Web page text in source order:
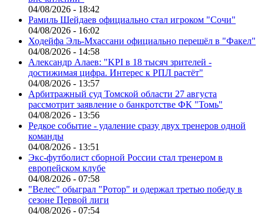
04/08/2026 - 18:42
Рамиль Шейдаев официально стал игроком "Сочи"
04/08/2026 - 16:02
Ходейфа Эль-Мхассани официально перешёл в "Факел"
04/08/2026 - 14:58
Александр Алаев: "KPI в 18 тысяч зрителей -
достижимая цифра. Интерес к РПЛ растёт"
04/08/2026 - 13:57
Арбитражный суд Томской области 27 августа
рассмотрит заявление о банкротстве ФК "Томь"
04/08/2026 - 13:56
Редкое событие - удаление сразу двух тренеров одной
команды
04/08/2026 - 13:51
Экс-футболист сборной России стал тренером в
европейском клубе
04/08/2026 - 07:58
"Велес" обыграл "Ротор" и одержал третью победу в
сезоне Первой лиги
04/08/2026 - 07:54